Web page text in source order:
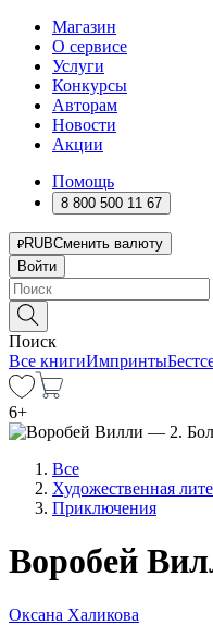
Магазин
О сервисе
Услуги
Конкурсы
Авторам
Новости
Акции
Помощь
8 800 500 11 67
RUBСменить валюту
Войти
Поиск
Все книгиИмпринты
6+
Все
Художественная
Приключения
Воробей
Оксана Халикова